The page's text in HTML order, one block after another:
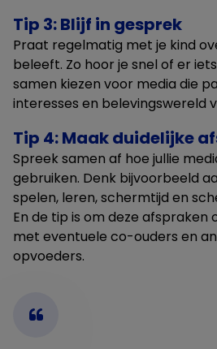
Tip 3: Blijf in gesprek
Praat regelmatig met je kind
beleeft. Zo hoor je snel of er
samen kiezen voor media die
interesses en belevingswereld
Tip 4: Maak duidelijke
Spreek samen af hoe jullie
gebruiken. Denk bijvoorbeeld
spelen, leren, schermtijd en
En de tip is om deze
met eventuele co-ouders en
opvoeders.